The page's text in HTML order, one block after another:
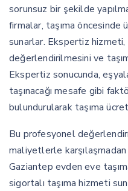
sorunsuz bir şekilde
firmalar, taşıma
sunarlar. Ekspertiz hizmeti,
değerlendirilmesini ve
Ekspertiz sonucunda,
taşınacağı mesafe gibi
bulundurularak taşıma
Bu profesyonel
maliyetlerle
Gaziantep evden eve
sigortalı taşıma hizmeti